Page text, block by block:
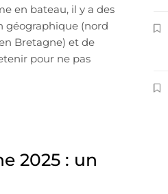
en bateau, il y a des
géographique (nord
Bretagne) et de
pour ne pas
2025 : un